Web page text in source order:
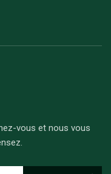
vous et nous vous